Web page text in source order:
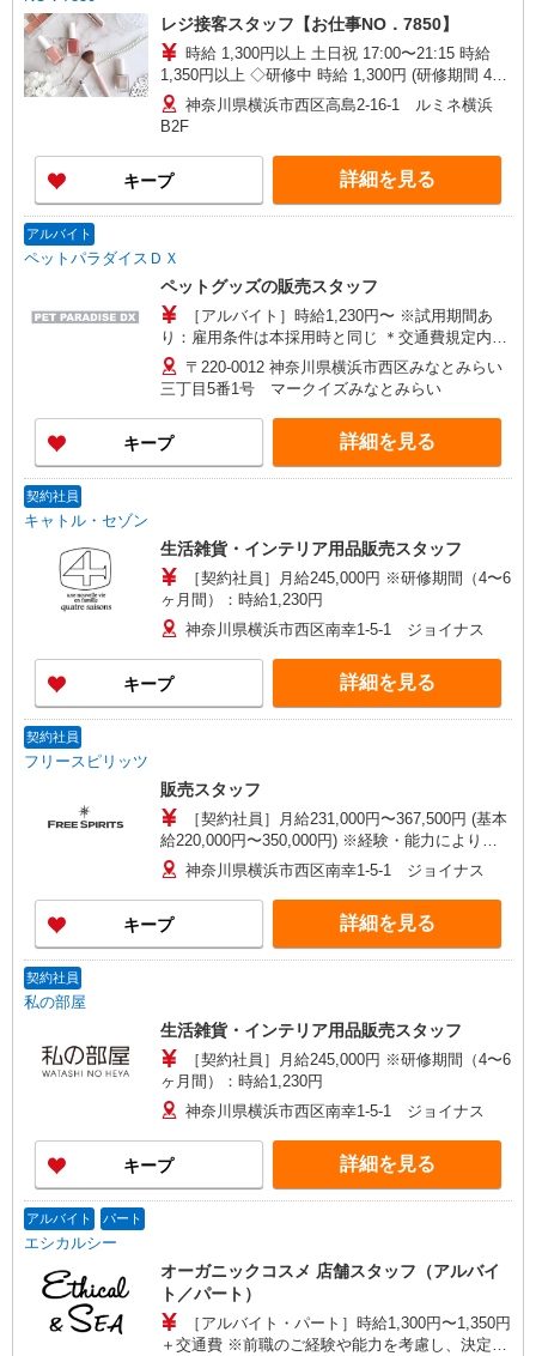
レジ接客スタッフ【お仕事NO．7850】
時給 1,300円以上 土日祝 17:00〜21:15 時給
1,350円以上 ◇研修中 時給 1,300円 (研修期間 40
時間 )神奈川県横浜市西区高島2-16-1 ルミネ横浜
B2F
キープ 詳細を見る
アルバイト
ペットパラダイスＤＸ
ペットグッズの販売スタッフ
［アルバイト］時給1,230円〜 ※試用期間あ
り：雇用条件は本採用時と同じ ＊交通費規定内支
給有り（〜10,000円/月） ＊支払い方法：月1回
〒220-0012 神奈川県横浜市西区みなとみらい
三丁目5番1号 マークイズみなとみらい
キープ 詳細を見る
契約社員
キャトル・セゾン
生活雑貨・インテリア用品販売スタッフ
［契約社員］月給245,000円 ※研修期間（4〜6
ヶ月間）：時給1,230円
神奈川県横浜市西区南幸1-5-1 ジョイナス
キープ 詳細を見る
契約社員
フリースピリッツ
販売スタッフ
［契約社員］月給231,000円〜367,500円 (基本
給220,000円〜350,000円) ※経験・能力により優
遇します。 ※3ヶ月間の試用期間があります。 期
間中の雇用形態は契約社員となり、試用期間終了
後に正社員登用となります。 そのほかの条件に変
更はありません。 ※基本給の５％を都市手当とし
て一律含む ＜都市手当の具体例＞ ・月給22万
神奈川県横浜市西区南幸1-5-1 ジョイナス
キープ 詳細を見る
契約社員
私の部屋
生活雑貨・インテリア用品販売スタッフ
［契約社員］月給245,000円 ※研修期間（4〜6
ヶ月間）：時給1,230円
神奈川県横浜市西区南幸1-5-1 ジョイナス
キープ 詳細を見る
アルバイト パート
エシカルシー
オーガニックコスメ 店舗スタッフ（アルバイ
ト／パート）
［アルバイト・パート］時給1,300円〜1,350円
＋交通費 ※前職のご経験や能力を考慮し、決定い